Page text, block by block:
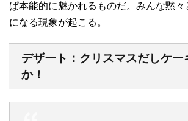
ぱ本能的に魅かれるものだ。みんな黙
になる現象が起こる。
デザート：クリスマスだしケー
か！